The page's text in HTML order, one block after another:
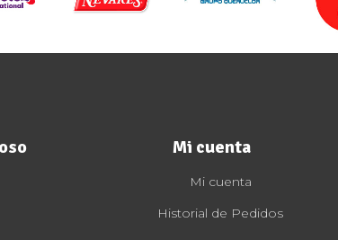
Mi cuenta
Mi cuenta
Historial de Pedidos